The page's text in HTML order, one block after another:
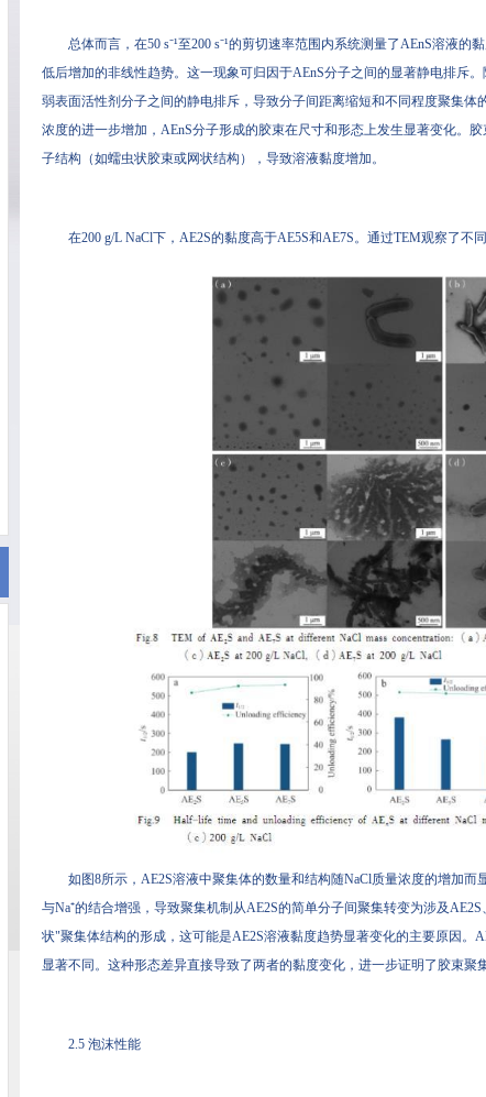
总体而言，在50 s⁻¹至200 s⁻¹的剪切速率范围内系统测量了AEnS溶液
低后增加的非线性趋势。这一现象可归因于AEnS分子之间的显著静电排斥
弱表面活性剂分子之间的静电排斥，导致分子间距离缩短和不同程度聚集体
浓度的进一步增加，AEnS分子形成的胶束在尺寸和形态上发生显著变化。
子结构（如蠕虫状胶束或网状结构），导致溶液黏度增加。
在200 g/L NaCl下，AE2S的黏度高于AE5S和AE7S。通过TEM观察了不
如图8所示，AE2S溶液中聚集体的数量和结构随NaCl质量浓度的增加
与Na⁺的结合增强，导致聚集机制从AE2S的简单分子间聚集转变为涉及
状"聚集体结构的形成，这可能是AE2S溶液黏度趋势显著变化的主要原因。
显著不同。这种形态差异直接导致了两者的黏度变化，进一步证明了胶束聚
2.5 泡沫性能